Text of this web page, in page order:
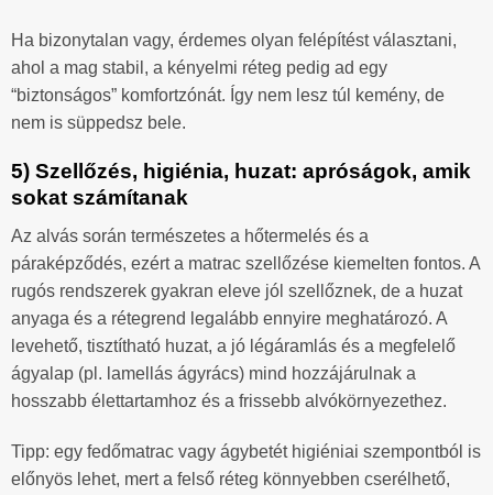
Ha bizonytalan vagy, érdemes olyan felépítést választani,
ahol a mag stabil, a kényelmi réteg pedig ad egy
“biztonságos” komfortzónát. Így nem lesz túl kemény, de
nem is süppedsz bele.
5) Szellőzés, higiénia, huzat: apróságok, amik
sokat számítanak
Az alvás során természetes a hőtermelés és a
páraképződés, ezért a matrac szellőzése kiemelten fontos. A
rugós rendszerek gyakran eleve jól szellőznek, de a huzat
anyaga és a rétegrend legalább ennyire meghatározó. A
levehető, tisztítható huzat, a jó légáramlás és a megfelelő
ágyalap (pl. lamellás ágyrács) mind hozzájárulnak a
hosszabb élettartamhoz és a frissebb alvókörnyezethez.
Tipp: egy fedőmatrac vagy ágybetét higiéniai szempontból is
előnyös lehet, mert a felső réteg könnyebben cserélhető,